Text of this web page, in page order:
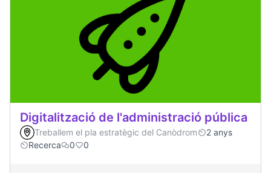
Digitalització de l'administració pública
Treballem el pla estratègic del Canòdrom
2 anys
Recerca
0 0